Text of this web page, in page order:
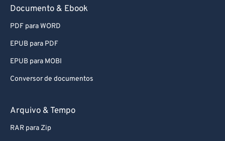
Documento & Ebook
PDF para WORD
EPUB para PDF
EPUB para MOBI
Conversor de documentos
Arquivo & Tempo
RAR para Zip